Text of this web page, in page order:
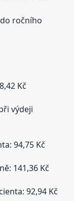
ročního
Kč
výdeji
94,75 Kč
141,36 Kč
92,94 Kč